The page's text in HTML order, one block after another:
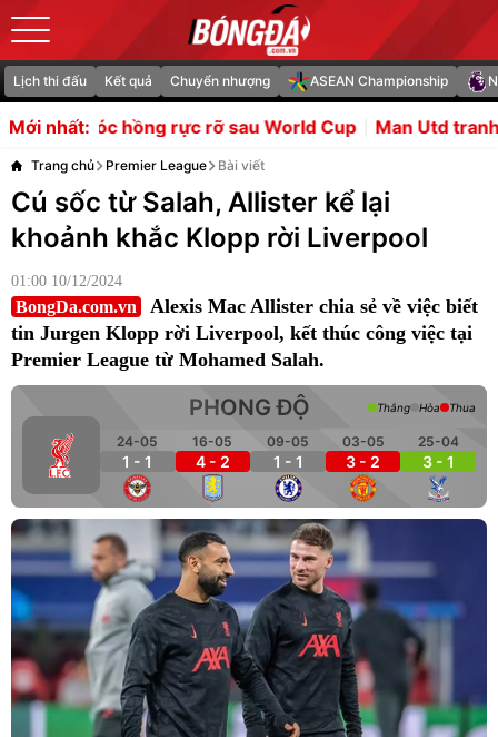
Lịch thi đấu Kết quả Chuyển nhượng ASEAN Championship
Mới nhất:
rỡ sau World Cup Man Utd tranh Djed Spence với
Trang chủ Premier League Bài viết
Cú sốc từ Salah, Allister kể lại
khoảnh khắc Klopp rời Liverpool
01:00 10/12/2024
BongDa.com.vn
Alexis Mac Allister chia sẻ về việc biết
tin Jurgen Klopp rời Liverpool, kết thúc công việc tại
Premier League từ Mohamed Salah.
PHONG ĐỘ
24-05
1 - 1
16-05
4 - 2
09-05
1 - 1
03-05
3 - 2
25-04
3 - 1
Thắng Hòa Thua